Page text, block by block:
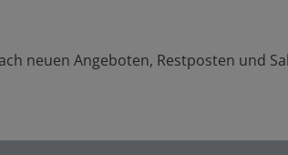
neuen Angeboten, Restposten und